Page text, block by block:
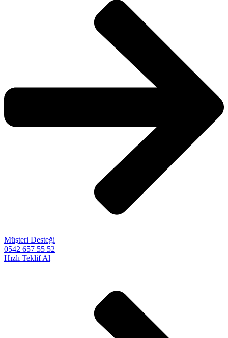
Müşteri Desteği
0542 657 55 52
Hızlı Teklif Al